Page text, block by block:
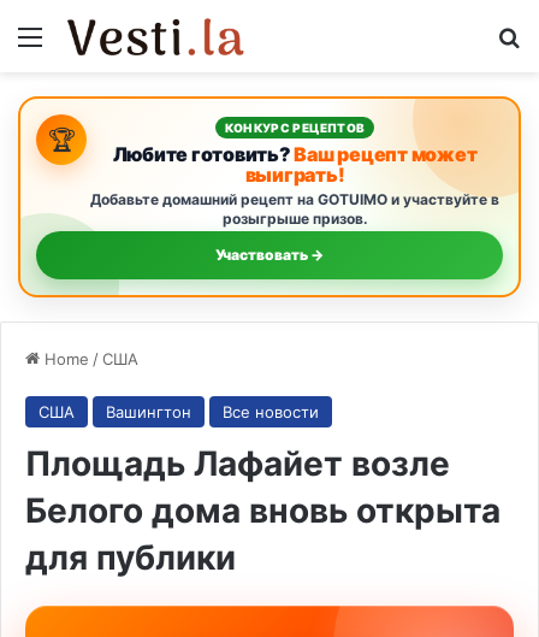
Menu
🏆 КОНКУРС РЕЦЕПТОВ
Любите готовить?Ваш рецепт может
выиграть!
Добавьте домашний рецепт на GOTUIMO и участвуйте в
розыгрыше призов.
Участвовать →
Home /США
США Вашингтон Все новости
Площадь Лафайет возле
Белого дома вновь открыта
для публики